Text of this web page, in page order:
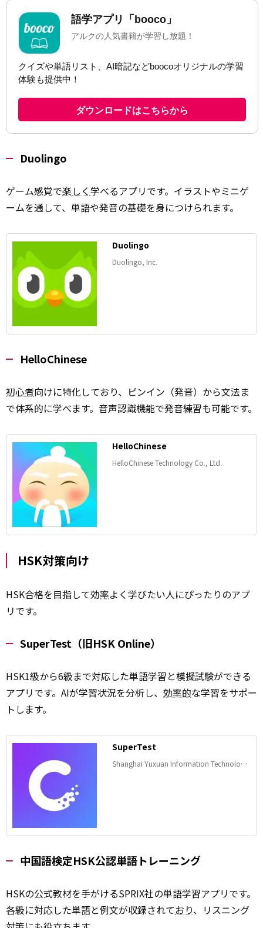
Duolingo
ゲーム感覚で楽しく学べるアプリです。イラストやミニゲ
ームを通して、単語や発音の基礎を身につけられます。
Duolingo
Duolingo, Inc.
HelloChinese
初心者向けに特化しており、ピンイン（発音）から文法ま
で体系的に学べます。音声認識機能で発音練習も可能です。
HelloChinese
HelloChinese Technology Co., Ltd.
HSK対策向け
HSK合格を目指して効率よく学びたい人にぴったりのアプ
リです。
SuperTest（旧HSK Online）
HSK1級から6級まで対応した単語学習と模擬試験ができる
アプリです。AIが学習状況を分析し、 効率的な学習をサポー
トします。
SuperTest
Shanghai Yuxuan Information Technology
中国語検定HSK公認単語トレーニング
HSKの公式教材を手がけるSPRIX社の単語学習アプリです。
各級に対応した単語と例文が収録されており、リスニング